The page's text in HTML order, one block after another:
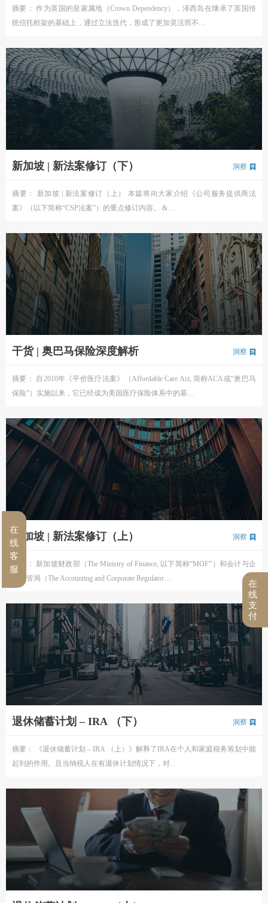
摘要： 作为英国的皇家属地（Crown Dependency），泽西岛在继承了英国传
统信托框架的基础上，通过立法迭代，形成了更加灵活而不…
新加坡 | 新法案修订（下） 洞察
摘要： 新加坡 | 新法案修订（上） 本篇将向大家介绍《公司服务提供商法
案》（以下简称“CSP法案”）的重点修订内容。 &…
干货 | 奥巴马保险深度解析 洞察
摘要： 自2010年《平价医疗法案》（Affordable Care Act, 简称ACA或“奥巴马
保险”）实施以来，它已经成为美国医疗保险体系中的基…
新加坡 | 新法案修订（上） 洞察
摘要： 新加坡财政部（The Ministry of Finance, 以下简称“MOF”）和会计与企
业监管局（The Accounting and Corporate Regulator…
退休储蓄计划 – IRA （下） 洞察
摘要： 《退休储蓄计划 – IRA （上）》解释了IRA在个人和家庭税务筹划中能
起到的作用。且当纳税人在有退休计划情况下，对…
在
线
客
服
在
线
支
付